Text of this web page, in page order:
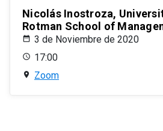
Nicolás Inostroza,
Rotman School of
3 de Noviembre de 2020
17:00
Zoom